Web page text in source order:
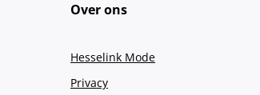
Over ons
Hesselink Mode
Privacy